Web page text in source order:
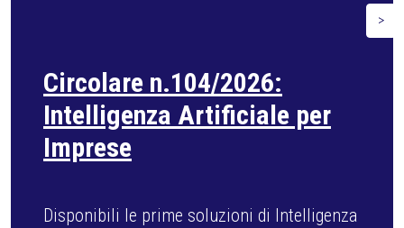
>
Circolare n.102/2026: Fonti
rinnovabili negli edifici
Dal 3 agosto operative le nuove soglie